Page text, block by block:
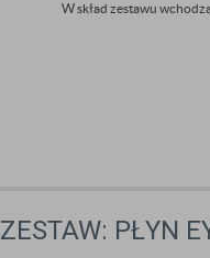
W skład zestawu
ZESTAW: PŁYN